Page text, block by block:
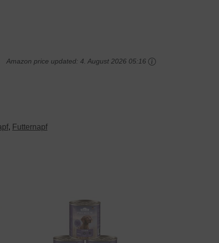
Amazon price updated:4. August 2026 05:16
, Futternapf